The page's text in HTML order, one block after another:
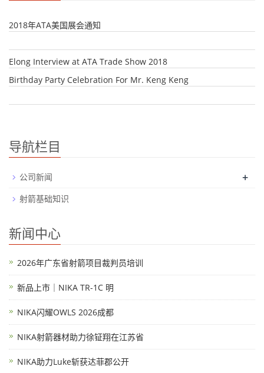
2018年ATA美国展会通知
Elong Interview at ATA Trade Show 2018
Birthday Party Celebration For Mr. Keng Keng
导航栏目
公司新闻 +
射箭基础知识
新闻中心
2026年广东省射箭项目裁判员培训
新品上市｜NIKA TR-1C 明
NIKA闪耀OWLS 2026成都
NIKA射箭器材助力徐钲翔在江苏省
NIKA助力Luke斩获达菲郡公开